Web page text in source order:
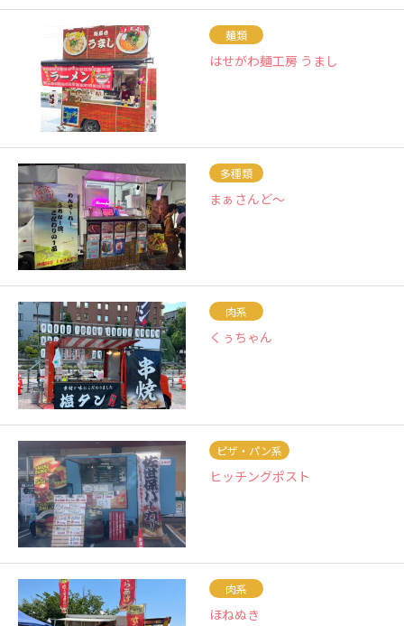
麺類
はせがわ麺工房 うまし
多種類
まぁさんど〜
肉系
くぅちゃん
ピザ・パン系
ヒッチングポスト
肉系
ほねぬき